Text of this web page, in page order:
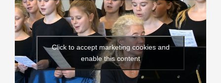
View
Larger
Image
Click to accept marketing cookies and
enable this content